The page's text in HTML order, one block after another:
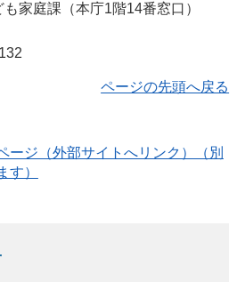
家庭課（本庁1階14番窓口）
ページの先頭へ戻る
ージ（外部サイトへリンク）（別
す）